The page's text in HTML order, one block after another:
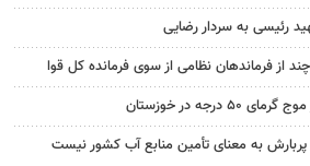
رئیسی به سردار رضایی
از فرماندهان نظامی از سوی فرمانده کل قوا
درجه در خوزستان
به معنای تأمین منابع آب کشور نیست